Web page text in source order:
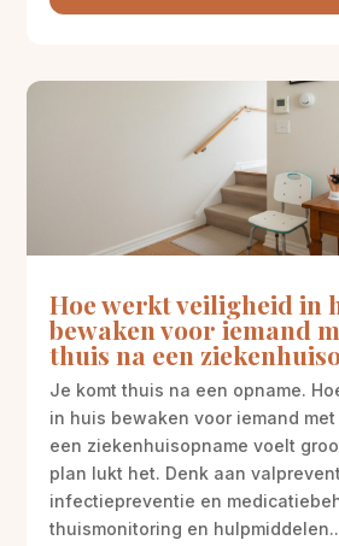
Hoe werkt veiligheid in
bewaken voor iemand
thuis na een
Je komt thuis na een opname.
in huis bewaken voor iemand
een ziekenhuisopname voelt
plan lukt het. Denk aan
infectiepreventie en
thuismonitoring en